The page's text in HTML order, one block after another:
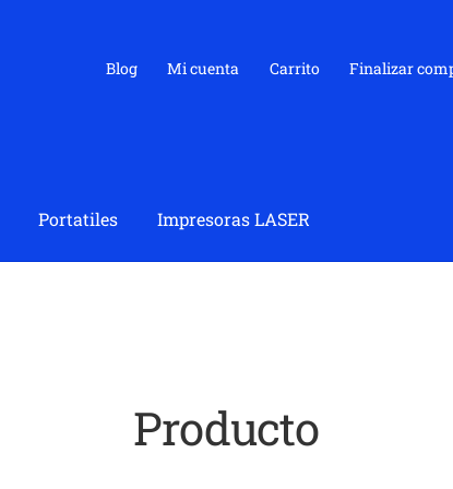
Blog Mi cuenta Carrito Finalizar
Portatiles Impresoras LASER
Producto